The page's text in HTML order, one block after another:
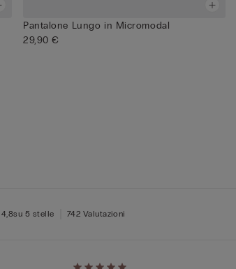
Pantalone Lungo in Micromodal
29,90 €
4,8su 5 stelle 742 Valutazioni